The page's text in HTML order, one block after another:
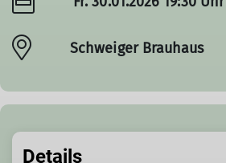
Schweiger Brauhaus
Details